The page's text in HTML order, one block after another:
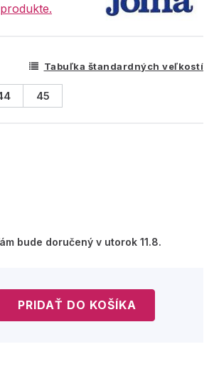
Tabuľka štandardných veľkostí
45
bude doručený v utorok 11.8.